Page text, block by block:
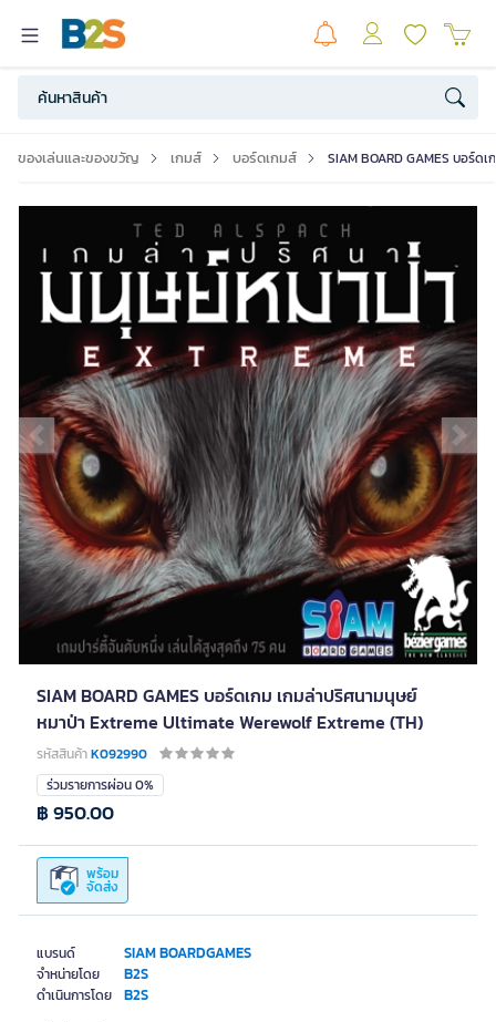
ของเล่นและของขวัญ เกมส์ บอร์ดเกมส์ SIAM BOARD GAMES บอร์ด
Previous slide
SIAM BOARD GAMES บอร์ดเกม เกมล่าปริศนามนุษย์
หมาป่า Extreme Ultimate Werewolf Extreme (TH)
รหัสสินค้าK092990
แบรนด์ SIAM BOARDGAMES
จำหน่ายโดย B2S
ดำเนินการโดย B2S
ร่วมรายการผ่อน 0%
พร้อม
จัดส่ง
฿ 950.00